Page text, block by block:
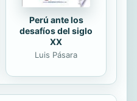
Perú ante los
desafíos del siglo
XX
Luis Pásara